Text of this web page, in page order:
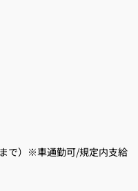
で）※車通勤可/規定内支給